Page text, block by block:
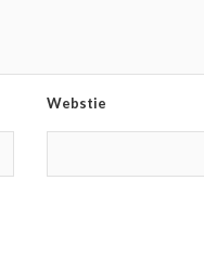
Webstie